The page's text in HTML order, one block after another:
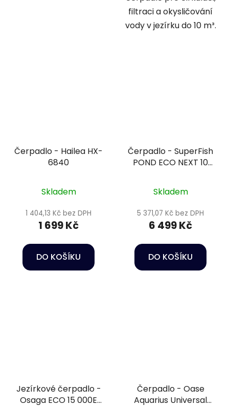
filtraci a okysličování
vody v jezírku do 10 m³.
Čerpadlo - Hailea HX-
6840
Skladem
1 404,13 Kč bez DPH
1 699 Kč
DO KOŠÍKU
Čerpadlo - SuperFish
POND ECO NEXT 10
Skladem
5 371,07 Kč bez DPH
6 499 Kč
DO KOŠÍKU
Jezírkové čerpadlo -
Osaga ECO 15 000E
Čerpadlo - Oase
Aquarius Universal